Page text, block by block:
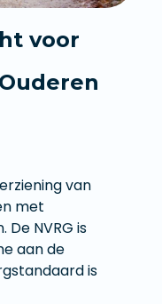
voor
van
met
NVRG is
aan de
is